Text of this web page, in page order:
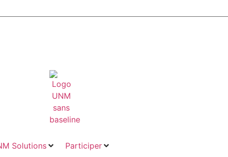
Solutions Participer